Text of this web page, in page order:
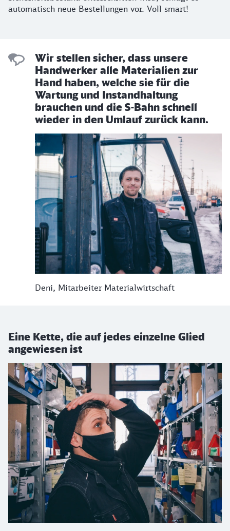
automatisch neue Bestellungen vor. Voll smart!
Wir stellen sicher, dass unsere
Handwerker alle Materialien zur
Hand haben, welche sie für die
Wartung und Instandhaltung
brauchen und die S-Bahn schnell
wieder in den Umlauf zurück kann.
Deni, Mitarbeiter Materialwirtschaft
Eine Kette, die auf jedes einzelne Glied
angewiesen ist